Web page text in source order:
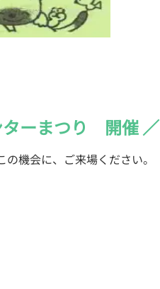
ターまつり 開催 ／
機会に、ご来場ください。